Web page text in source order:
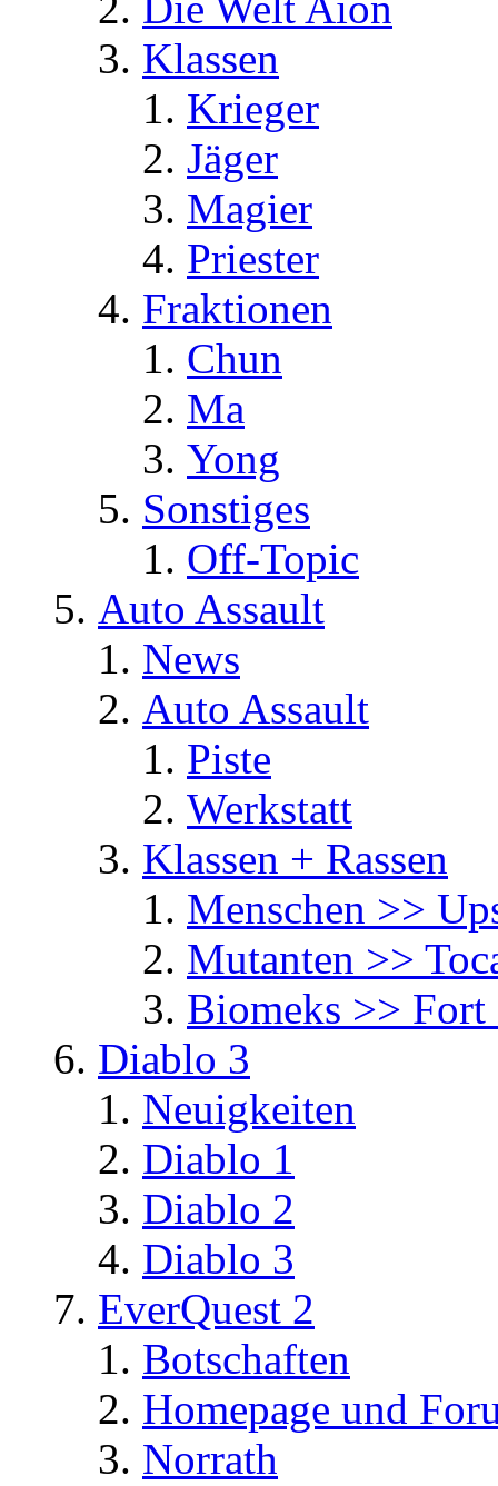
Klassen
Krieger
Jäger
Magier
Priester
Fraktionen
Chun
Ma
Yong
Sonstiges
Off-Topic
Auto Assault
News
Auto Assault
Piste
Werkstatt
Klassen + Rassen
Menschen >>
Mutanten >>
Biomeks >> Fort
Diablo 3
Neuigkeiten
Diablo 1
Diablo 2
Diablo 3
EverQuest 2
Botschaften
Homepage und
Norrath